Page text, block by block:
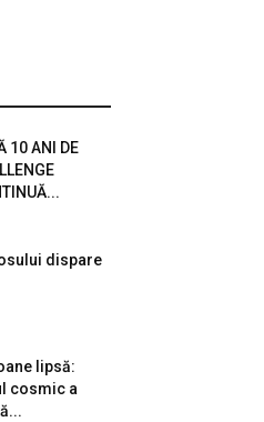
10 ANI DE
dispare
lipsă:
cosmic a